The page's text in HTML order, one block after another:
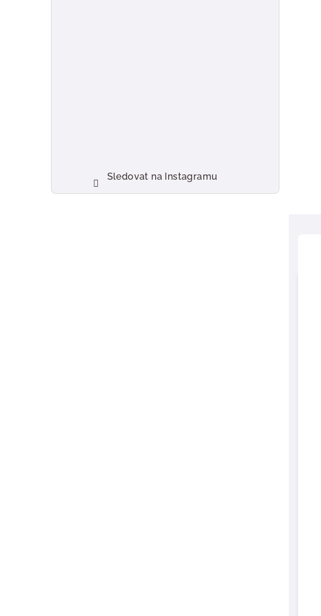
Sledovat na Instagramu